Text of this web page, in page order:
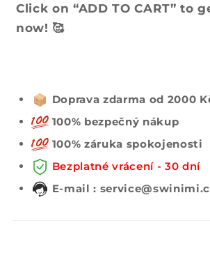
Click on “ADD TO CART” to
now! 🥰
Doprava zdarma od 2000
100% bezpečný nákup
100% záruka spokojenosti
Bezplatné vrácení - 30 dní
E-mail :